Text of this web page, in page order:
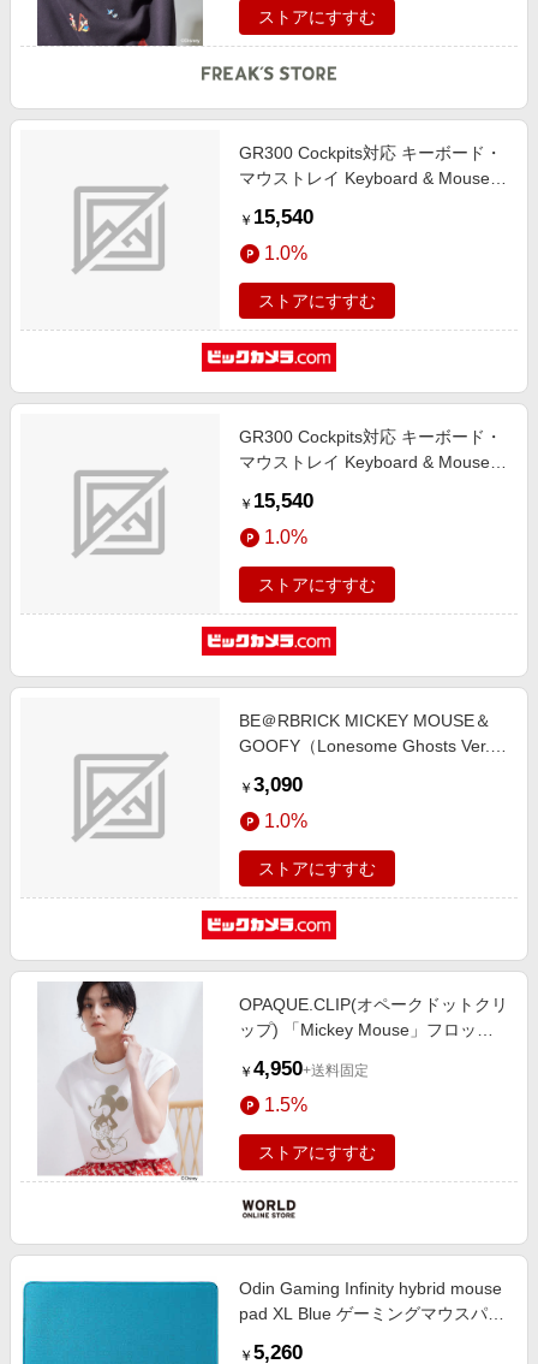
ストアにすすむ
GR300 Cockpits対応 キーボード・
マウストレイ Keyboard & Mouse
KBASWH-01
￥ 15,540
1.0%
ストアにすすむ
GR300 Cockpits対応 キーボード・
マウストレイ Keyboard & Mouse
01
￥ 15,540
1.0%
ストアにすすむ
BE＠RBRICK MICKEY MOUSE＆
GOOFY（Lonesome Ghosts Ver.）
￥ 3,090
1.0%
ストアにすすむ
OPAQUE.CLIP(オペークドットクリ
ップ) 「Mickey Mouse」フロッキ
ツ《洗濯機OK》
￥ 4,950+送料固定
1.5%
ストアにすすむ
Odin Gaming Infinity hybrid mouse
pad XL Blue ゲーミングマウスパッ
￥ 5,260